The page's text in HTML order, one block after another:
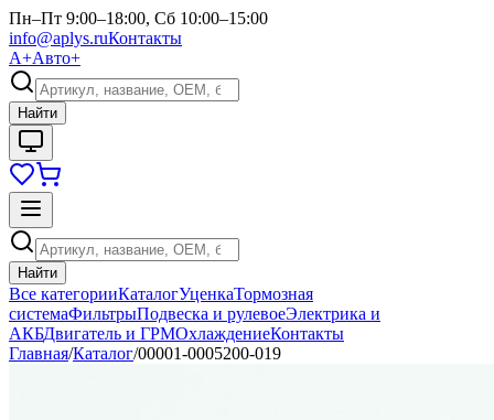
Пн–Пт 9:00–18:00, Сб 10:00–15:00
info@aplys.ruКонтакты
А+Авто+
Найти
Найти
Все категорииКаталогУценкаТормозная
системаФильтрыПодвеска и рулевоеЭлектрика и
АКБДвигатель и ГРМОхлаждениеКонтакты
Главная/Каталог/00001-0005200-019